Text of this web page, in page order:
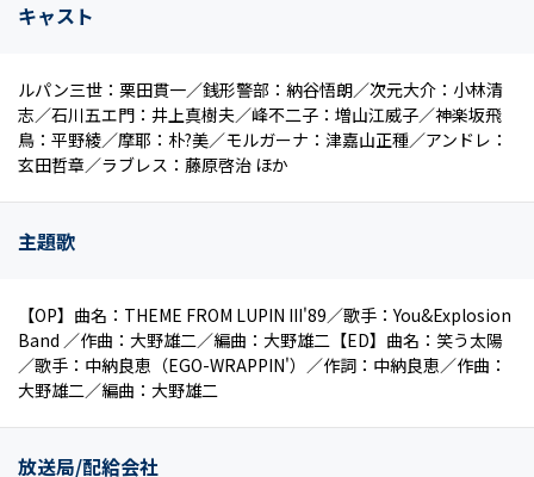
キャスト
ルパン三世：栗田貫一／銭形警部：納谷悟朗／次元大介：小林清
志／石川五エ門：井上真樹夫／峰不二子：増山江威子／神楽坂飛
鳥：平野綾／摩耶：朴?美／モルガーナ：津嘉山正種／アンドレ：
玄田哲章／ラブレス：藤原啓治 ほか
主題歌
【OP】曲名：THEME FROM LUPIN III'89／歌手：You&Explosion
Band ／作曲：大野雄二／編曲：大野雄二【ED】曲名：笑う太陽
／歌手：中納良恵（EGO-WRAPPIN'）／作詞：中納良恵／作曲：
大野雄二／編曲：大野雄二
放送局/配給会社